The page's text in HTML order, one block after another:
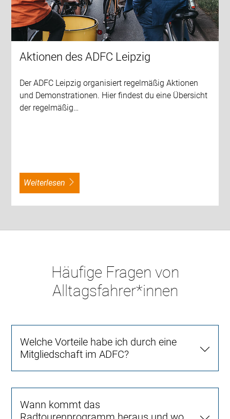
Aktionen des ADFC Leipzig
Der ADFC Leipzig organisiert regelmäßig Aktionen
und Demonstrationen. Hier findest du eine Übersicht
der regelmäßig…
weiterlesen
Häufige Fragen von
Alltagsfahrer*innen
Welche Vorteile habe ich durch eine
Mitgliedschaft im ADFC?
Wann kommt das